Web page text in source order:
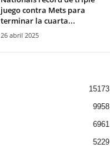
juego contra Mets para
terminar la cuarta...
26 abril 2025
15173
9958
6961
5229